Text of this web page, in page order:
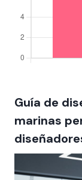
Guía de
marinas